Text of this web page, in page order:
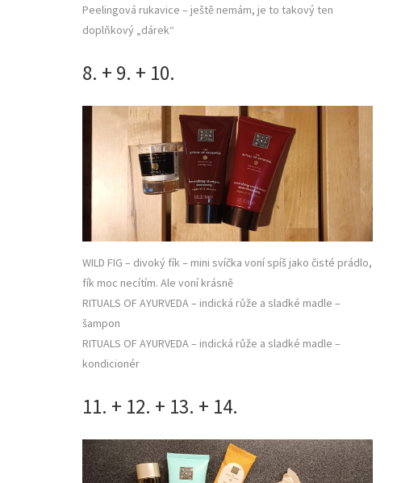
Peelingová rukavice – ještě nemám, je to takový ten
doplňkový „dárek“
8. + 9. + 10.
WILD FIG – divoký fík – mini svíčka voní spíš jako čisté prádlo,
fík moc necítím. Ale voní krásně
RITUALS OF AYURVEDA – indická růže a sladké madle –
šampon
RITUALS OF AYURVEDA – indická růže a sladké madle –
kondicionér
11. + 12. + 13. + 14.